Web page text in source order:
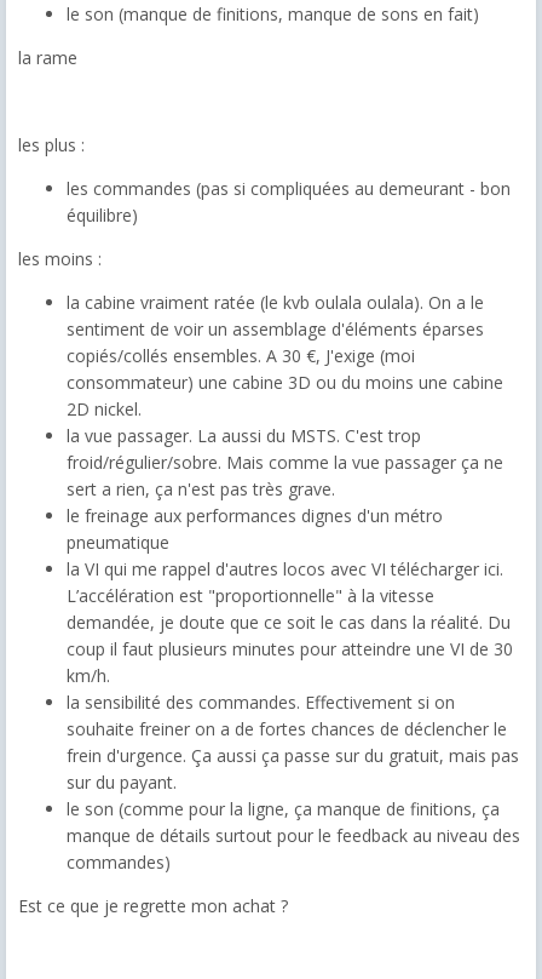
le son (manque de finitions, manque de sons en fait)
la rame
les plus :
les commandes (pas si compliquées au demeurant - bon
équilibre)
les moins :
la cabine vraiment ratée (le kvb oulala oulala). On a le
sentiment de voir un assemblage d'éléments éparses
copiés/collés ensembles. A 30 €, J'exige (moi
consommateur) une cabine 3D ou du moins une cabine
2D nickel.
la vue passager. La aussi du MSTS. C'est trop
froid/régulier/sobre. Mais comme la vue passager ça ne
sert a rien, ça n'est pas très grave.
le freinage aux performances dignes d'un métro
pneumatique
la VI qui me rappel d'autres locos avec VI télécharger ici.
L’accélération est "proportionnelle" à la vitesse
demandée, je doute que ce soit le cas dans la réalité. Du
coup il faut plusieurs minutes pour atteindre une VI de 30
km/h.
la sensibilité des commandes. Effectivement si on
souhaite freiner on a de fortes chances de déclencher le
frein d'urgence. Ça aussi ça passe sur du gratuit, mais pas
sur du payant.
le son (comme pour la ligne, ça manque de finitions, ça
manque de détails surtout pour le feedback au niveau des
commandes)
Est ce que je regrette mon achat ?